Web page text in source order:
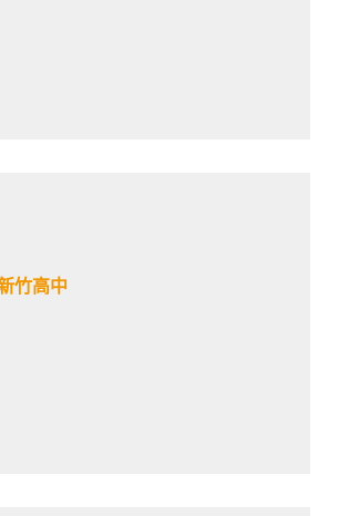
竹高中